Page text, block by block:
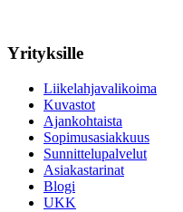
Yrityksille
Liikelahjavalikoima
Kuvastot
Ajankohtaista
Sopimusasiakkuus
Sunnittelupalvelut
Asiakastarinat
Blogi
UKK